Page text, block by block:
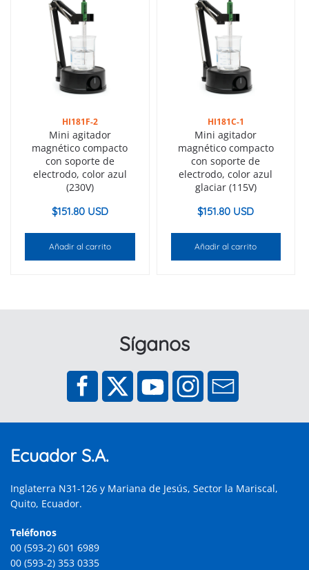
HI181F-2
Mini agitador
magnético compacto
con soporte de
electrodo, color azul
(230V)
$151.80 USD
Añadir al carrito
HI181C-1
Mini agitador
magnético compacto
con soporte de
electrodo, color azul
glaciar (115V)
$151.80 USD
Añadir al carrito
Síganos
Ecuador S.A.
Inglaterra N31-126 y Mariana de Jesús, Sector la Mariscal,
Quito, Ecuador.
Teléfonos
00 (593-2) 601 6989
00 (593-2) 353 0335